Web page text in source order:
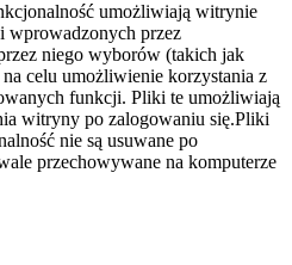
umożliwiają witrynie
wprowadzonych przez
niego wyborów (takich jak
celu umożliwienie korzystania z
funkcji. Pliki te umożliwiają
witryny po zalogowaniu się.Pliki
nie są usuwane po
przechowywane na komputerze